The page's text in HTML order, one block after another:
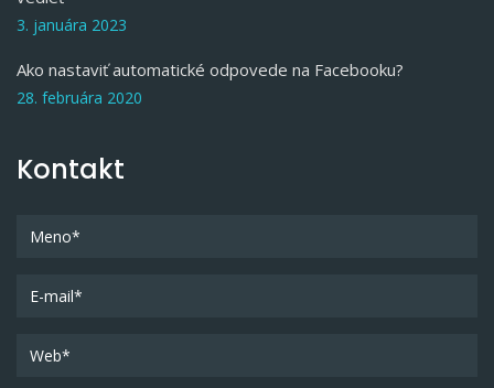
3. januára 2023
Ako nastaviť automatické odpovede na Facebooku?
28. februára 2020
Kontakt